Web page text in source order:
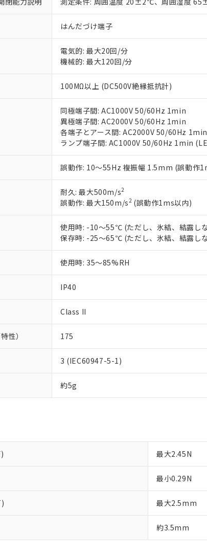
はんだづけ端子
電気的: 最大20回/分
機械的: 最大120回/分
100MΩ以上 (DC500V絶縁抵抗計)
同極端子間: AC1000V 50/60Hz 1min
異極端子間: AC2000V 50/60Hz 1min
各端子とアース間: AC2000V 50/60Hz 1min
ランプ端子間: AC1000V 50/60Hz 1min
誤動作: 10～55Hz 複振幅 1.5mm (誤動作
耐久: 最大500m/s2
誤動作: 最大150m/s2(誤動作1ms以内)
使用時: -10～55℃ (ただし、氷結、結露し
保存時: -25～65℃ (ただし、氷結、結露し
使用時: 35～85%RH
IP40
Class II
性） 175
3 (IEC60947-5-1)
約5g
最大2.45N
最小0.29N
最大2.5mm
約3.5mm
以下の条件をお読みいただき、同意のう
本サービスは、当社制御機器事業
くものです。
当社制御機器事業取扱商品の中に
在庫状況および標準価格照会結果
のであり、閲覧された時点での実
正式な納期状況および標準価格は
当社販売員にご相談ください。
オムロン制御機器販売店や当社販
在庫状況および標準価格結果を当
す。
マイパーツ機能（部品リスト作成
ている必要があります。
お客様が当ウェブサイト上で当社
が、当社の製品・サービスに関す
※当社の共同利用者とは、 "個人情
いる法人を指します。
非該当品：ライセンス料など無形物で
仕入先様の事情により、非含有部品と
があります。
*EU RoHS指令（10物質）：
鉛(Pb) 1000ppm以下、 水銀(Hg) 1000ppm以下、
六価クロム(Cr(Ⅵ)) 1000ppm以下、ポリ臭化ビフェ
フタル酸ビス(2-エチルヘキシル) (DEHP)(別名：
但し、RoHS指令で産業用監視および制御機器に対
※2 対応予定月
部品在庫の切り替え状況などにより、予
※3 非含有証明書ダウンロード
EU RoHS指令（10物質）の非含有証明
51物質の非含有証明書（当社基準）
また、RoHS指令のフタル酸エステル
混在することから備考欄に対応日を記
既に当社にて対応品への在庫切替を完
り割愛しております。
※1 中国RoHS○×表
「×」：最大均質材料含有率が中国
「－」：未確認です。当社販売部門へお
Pb(鉛) :1000ppm、 Hg(水銀) : 1000ppm、 Cd(カド
DBP(フタル酸ジブチル) : 1000ppm、 DIBP(フタル
DEHP(フタル酸ビス(2-エチルヘキシル)) : 1000ppm
※2 環境保護使用期限
「10」：通常の使用状況下において有
味します。
「－」：未確認です。当社販売部門へお
当社は、これら貴社製品のうち、
う）を輸出または国外への提供す
などの必要な手続きをとります。
当社は規制貨物を破棄する場合は
ます。
置等に一切使用いたしません。
当社は、貴社製品を第三者に販売
また当社は、販売先および販売に
たしません。
合意す
記
号
説明
○ 一定数以上の在庫あり
△ 一定数には満たないが在庫あり
在庫なし(最新の在庫状況に
白
受注生産機種、また在庫状況